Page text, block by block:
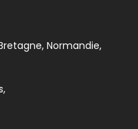
Normandie,